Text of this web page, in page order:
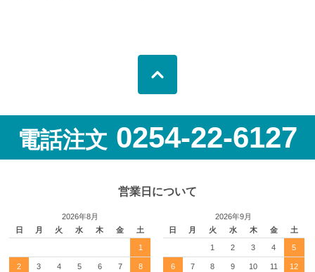
電話注文 0254-22-6127
営業日について
2026年8月
日
月 火 水 木 金 土
1
2 3 4 5 6 7 8
2026年9月
日
月 火 水 木 金 土
1 2 3 4 5
6 7 8 9 10 11 12